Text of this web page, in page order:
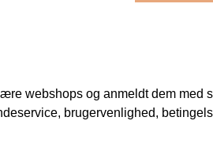
webshops og anmeldt dem med
brugervenlighed,